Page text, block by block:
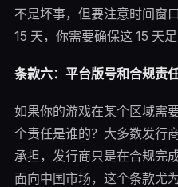
不是坏事，但要注意时间
15 天，你需要确保这 15 天
条款六：平台版号和合规责任
如果你的游戏在某个区域需
个责任是谁的？大多数发行
承担，发行商只是在合规完
面向中国市场，这个条款尤为